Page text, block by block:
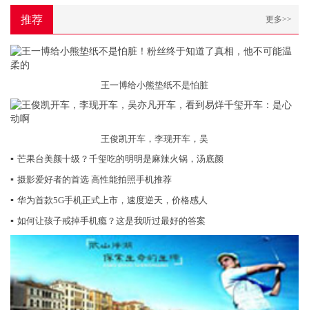
推荐 更多>>
王一博给小熊垫纸不是怕脏
王俊凯开车，李现开车，吴
▪ 芒果台美颜十级？千玺吃的明明是麻辣火锅，汤底颜
▪ 摄影爱好者的首选 高性能拍照手机推荐
▪ 华为首款5G手机正式上市，速度逆天，价格感人
▪ 如何让孩子戒掉手机瘾？这是我听过最好的答案